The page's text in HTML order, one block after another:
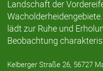
Landschaft der
lädt zur Ruhe und
Beobachtung
Kelberger Straße 26, 56727